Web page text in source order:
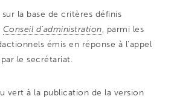
la base de critères définis
Conseil d’administration, parmi les
émis en réponse à l’appel
le secrétariat.
vert à la publication de la version